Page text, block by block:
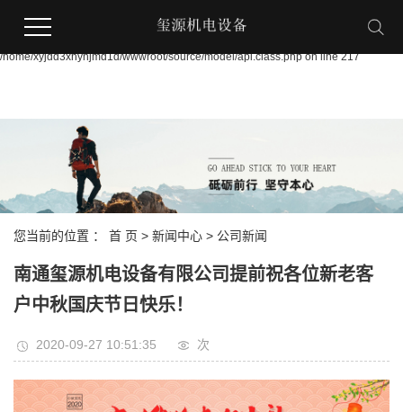
file_put_contents(/home/xyjdd3xnynjmd1d/wwwroot/source/cache/
/home/xyjdd3xnynjmd1d/wwwroot/source/model/api.class.php on line 217
您当前的位置 ： 首 页 > 新闻中心 > 公司新闻
南通玺源机电设备有限公司提前祝各位新老客
户中秋国庆节日快乐！
2020-09-27 10:51:35 次